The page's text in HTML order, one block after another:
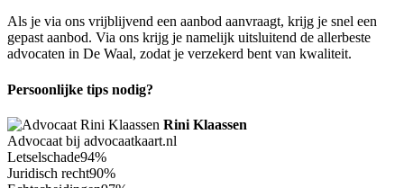
Als je via ons vrijblijvend een aanbod aanvraagt, krijg je snel een
gepast aanbod. Via ons krijg je namelijk uitsluitend de allerbeste
advocaten in De Waal, zodat je verzekerd bent van kwaliteit.
Persoonlijke tips nodig?
Rini Klaassen
Advocaat bij advocaatkaart.nl
Letselschade94%
Juridisch recht90%